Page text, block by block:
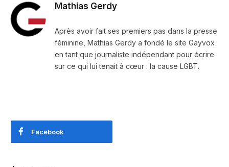
Mathias Gerdy
Après avoir fait ses premiers pas dans la presse
féminine, Mathias Gerdy a fondé le site Gayvox
en tant que journaliste indépendant pour écrire
sur ce qui lui tenait à cœur : la cause LGBT.
Facebook